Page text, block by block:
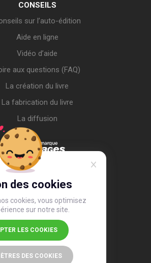
des cookies
cookies, vous optimisez
sur notre site.
LES COOKIES
DES COOKIES
CONSEILS
sur l’auto-édition
Aide en ligne
Vidéo d’aide
aux questions (FAQ)
La création du livre
La fabrication du livre
La diffusion
4,4